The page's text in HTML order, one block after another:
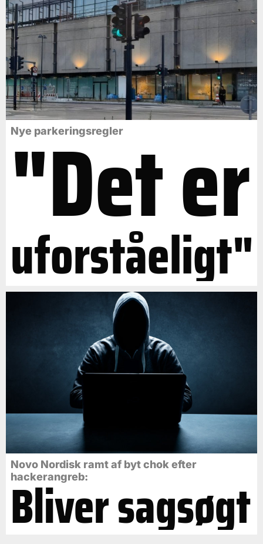
Nye parkeringsregler
"Det er
uforståeligt"
Novo Nordisk ramt af byt chok efter
hackerangreb:
Bliver sagsøgt